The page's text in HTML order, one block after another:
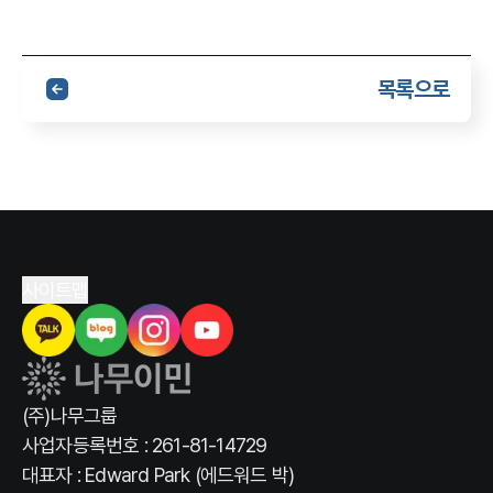
목록으로
(주)나무그룹
사업자등록번호 : 261-81-14729
대표자 : Edward Park (에드워드 박)